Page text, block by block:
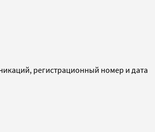
регистрационный номер и дата